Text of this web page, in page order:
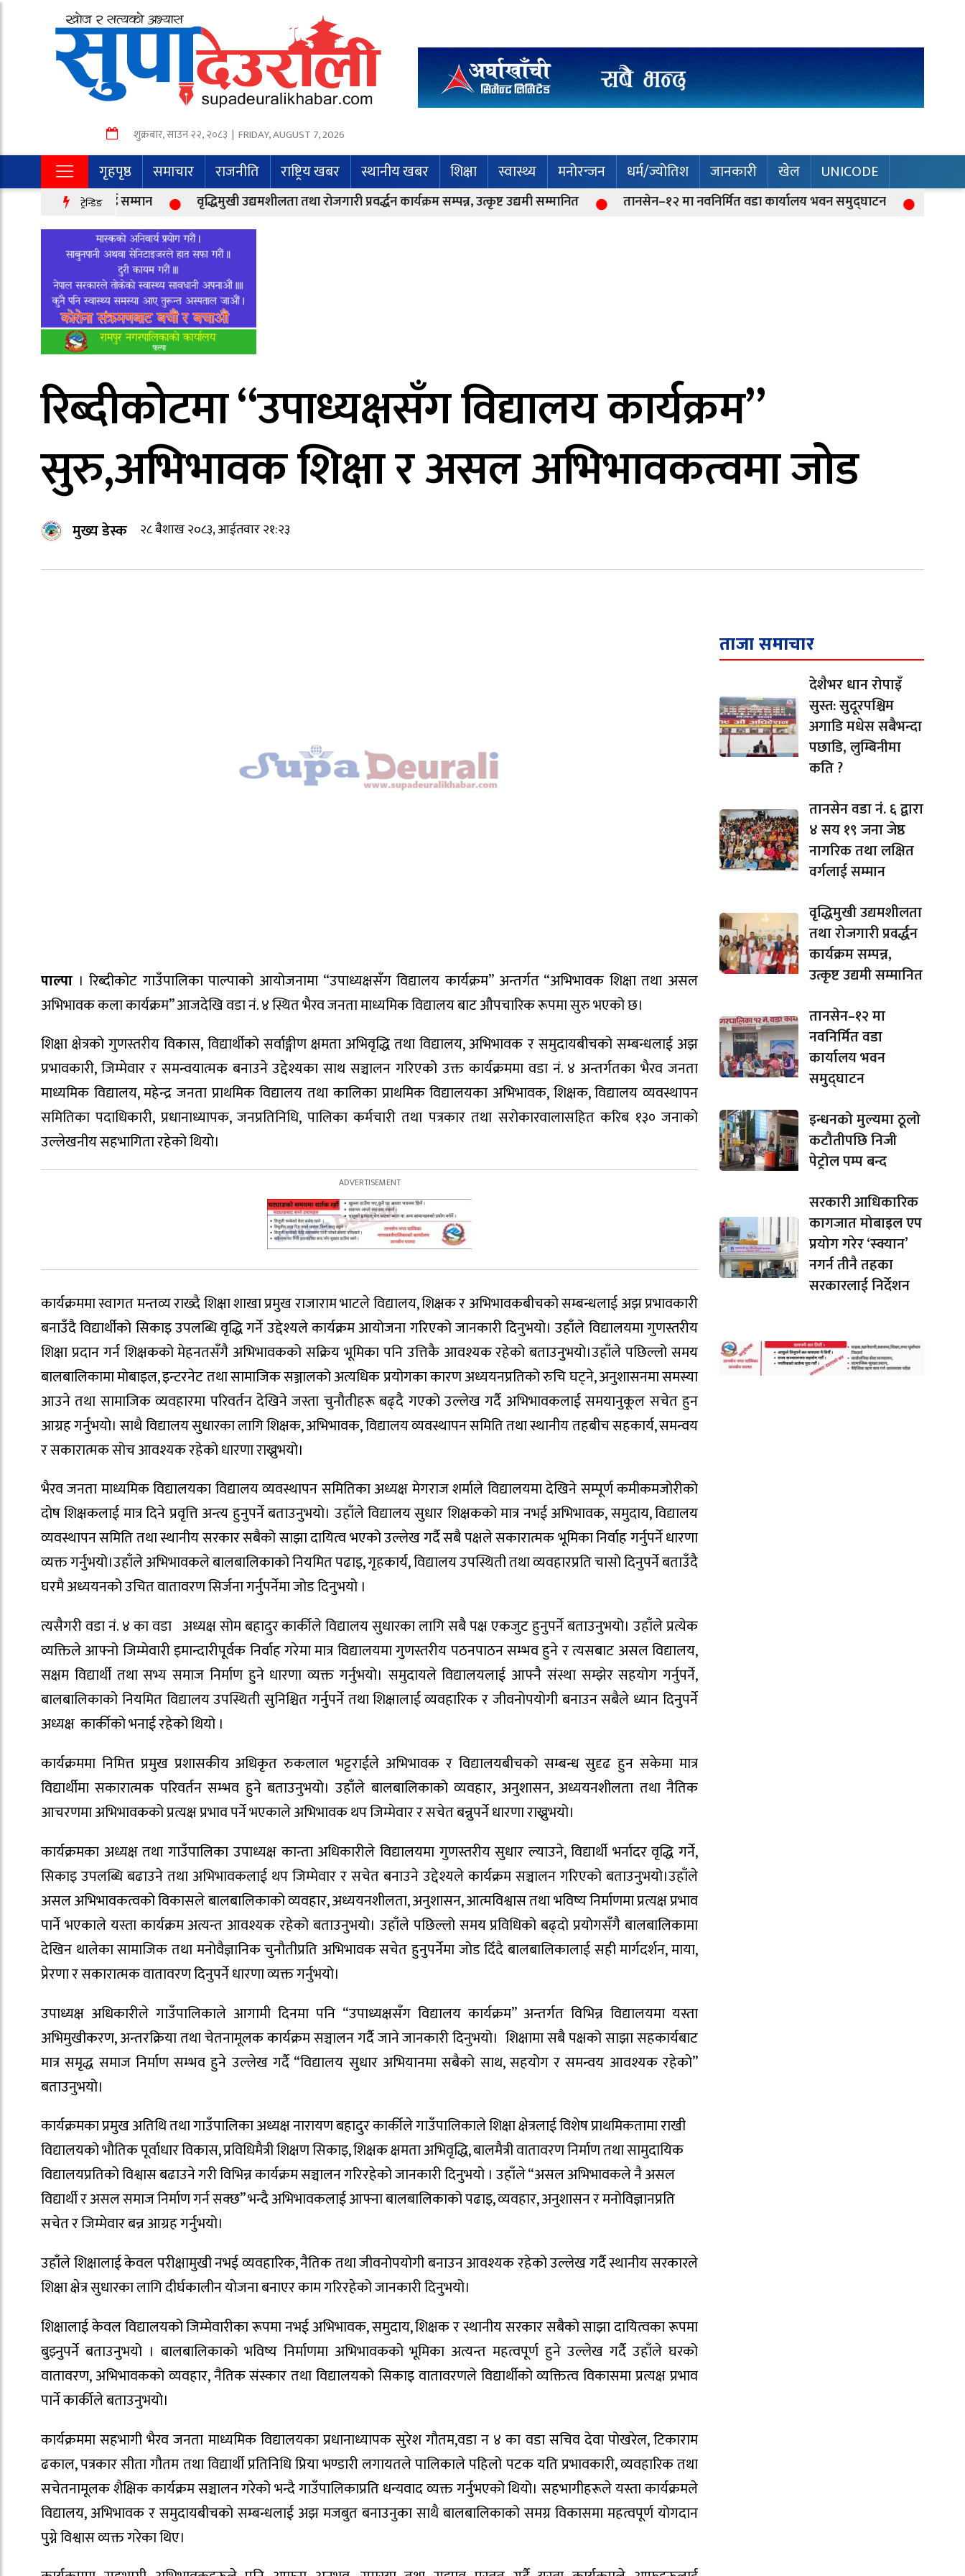
शुक्रबार,साउन२२,२०८३ | FRIDAY, AUGUST 7, 2026
गृहपृष्ठ समाचार राजनीति राष्ट्रिय खबर स्थानीय खबर शिक्षा स्वास्थ्य मनोरन्जन धर्म/ज्योतिश जानकारी खेल UNICODE
ट्रेन्डिङ
वर्गलाई सम्मान वृद्धिमुखी उद्यमशीलता तथा रोजगारी प्रवर्द्धन कार्यक्रम सम्पन्न, उत्कृष्ट उद्यमी सम्मानित तानसेन–१२ मा नवनिर्मित वडा कार्यालय भवन समुद्घाटन इन्धनको मुल्यमा
रिब्दीकोटमा “उपाध्यक्षसँग विद्यालय कार्यक्रम”
सुरु,अभिभावक शिक्षा र असल अभिभावकत्वमा जोड
मुख्य डेस्क २८ बैशाख २०८३, आईतवार २१:२३
पाल्पा । रिब्दीकोट गाउँपालिका पाल्पाको आयोजनामा “उपाध्यक्षसँग विद्यालय कार्यक्रम” अन्तर्गत “अभिभावक शिक्षा तथा असल
अभिभावक कला कार्यक्रम” आजदेखि वडा नं. ४ स्थित भैरव जनता माध्यमिक विद्यालय बाट औपचारिक रूपमा सुरु भएको छ।
शिक्षा क्षेत्रको गुणस्तरीय विकास, विद्यार्थीको सर्वाङ्गीण क्षमता अभिवृद्धि तथा विद्यालय, अभिभावक र समुदायबीचको सम्बन्धलाई अझ
प्रभावकारी, जिम्मेवार र समन्वयात्मक बनाउने उद्देश्यका साथ सञ्चालन गरिएको उक्त कार्यक्रममा वडा नं. ४ अन्तर्गतका भैरव जनता
माध्यमिक विद्यालय, महेन्द्र जनता प्राथमिक विद्यालय तथा कालिका प्राथमिक विद्यालयका अभिभावक, शिक्षक, विद्यालय व्यवस्थापन
समितिका पदाधिकारी, प्रधानाध्यापक, जनप्रतिनिधि, पालिका कर्मचारी तथा पत्रकार तथा सरोकारवालासहित करिब १३० जनाको
उल्लेखनीय सहभागिता रहेको थियो।
कार्यक्रममा स्वागत मन्तव्य राख्दै शिक्षा शाखा प्रमुख राजाराम भाटले विद्यालय, शिक्षक र अभिभावकबीचको सम्बन्धलाई अझ प्रभावकारी
बनाउँदै विद्यार्थीको सिकाइ उपलब्धि वृद्धि गर्ने उद्देश्यले कार्यक्रम आयोजना गरिएको जानकारी दिनुभयो। उहाँले विद्यालयमा गुणस्तरीय
शिक्षा प्रदान गर्न शिक्षकको मेहनतसँगै अभिभावकको सक्रिय भूमिका पनि उत्तिकै आवश्यक रहेको बताउनुभयो।उहाँले पछिल्लो समय
बालबालिकामा मोबाइल, इन्टरनेट तथा सामाजिक सञ्जालको अत्यधिक प्रयोगका कारण अध्ययनप्रतिको रुचि घट्ने, अनुशासनमा समस्या
आउने तथा सामाजिक व्यवहारमा परिवर्तन देखिने जस्ता चुनौतीहरू बढ्दै गएको उल्लेख गर्दै अभिभावकलाई समयानुकूल सचेत हुन
आग्रह गर्नुभयो। साथै विद्यालय सुधारका लागि शिक्षक, अभिभावक, विद्यालय व्यवस्थापन समिति तथा स्थानीय तहबीच सहकार्य, समन्वय
र सकारात्मक सोच आवश्यक रहेको धारणा राख्नुभयो।
भैरव जनता माध्यमिक विद्यालयका विद्यालय व्यवस्थापन समितिका अध्यक्ष मेगराज शर्माले विद्यालयमा देखिने सम्पूर्ण कमीकमजोरीको
दोष शिक्षकलाई मात्र दिने प्रवृत्ति अन्त्य हुनुपर्ने बताउनुभयो। उहाँले विद्यालय सुधार शिक्षकको मात्र नभई अभिभावक, समुदाय, विद्यालय
व्यवस्थापन समिति तथा स्थानीय सरकार सबैको साझा दायित्व भएको उल्लेख गर्दै सबै पक्षले सकारात्मक भूमिका निर्वाह गर्नुपर्ने धारणा
व्यक्त गर्नुभयो।उहाँले अभिभावकले बालबालिकाको नियमित पढाइ, गृहकार्य, विद्यालय उपस्थिती तथा व्यवहारप्रति चासो दिनुपर्ने बताउँदै
घरमै अध्ययनको उचित वातावरण सिर्जना गर्नुपर्नेमा जोड दिनुभयो ।
त्यसैगरी वडा नं. ४ का वडा अध्यक्ष सोम बहादुर कार्कीले विद्यालय सुधारका लागि सबै पक्ष एकजुट हुनुपर्ने बताउनुभयो। उहाँले प्रत्येक
व्यक्तिले आफ्नो जिम्मेवारी इमान्दारीपूर्वक निर्वाह गरेमा मात्र विद्यालयमा गुणस्तरीय पठनपाठन सम्भव हुने र त्यसबाट असल विद्यालय,
सक्षम विद्यार्थी तथा सभ्य समाज निर्माण हुने धारणा व्यक्त गर्नुभयो। समुदायले विद्यालयलाई आफ्नै संस्था सम्झेर सहयोग गर्नुपर्ने,
बालबालिकाको नियमित विद्यालय उपस्थिती सुनिश्चित गर्नुपर्ने तथा शिक्षालाई व्यवहारिक र जीवनोपयोगी बनाउन सबैले ध्यान दिनुपर्ने
अध्यक्ष कार्कीको भनाई रहेको थियो ।
कार्यक्रममा निमित्त प्रमुख प्रशासकीय अधिकृत रुकलाल भट्टराईले अभिभावक र विद्यालयबीचको सम्बन्ध सुदृढ हुन सकेमा मात्र
विद्यार्थीमा सकारात्मक परिवर्तन सम्भव हुने बताउनुभयो। उहाँले बालबालिकाको व्यवहार, अनुशासन, अध्ययनशीलता तथा नैतिक
आचरणमा अभिभावकको प्रत्यक्ष प्रभाव पर्ने भएकाले अभिभावक थप जिम्मेवार र सचेत बन्नुपर्ने धारणा राख्नुभयो।
कार्यक्रमका अध्यक्ष तथा गाउँपालिका उपाध्यक्ष कान्ता अधिकारीले विद्यालयमा गुणस्तरीय सुधार ल्याउने, विद्यार्थी भर्नादर वृद्धि गर्ने,
सिकाइ उपलब्धि बढाउने तथा अभिभावकलाई थप जिम्मेवार र सचेत बनाउने उद्देश्यले कार्यक्रम सञ्चालन गरिएको बताउनुभयो।उहाँले
असल अभिभावकत्वको विकासले बालबालिकाको व्यवहार, अध्ययनशीलता, अनुशासन, आत्मविश्वास तथा भविष्य निर्माणमा प्रत्यक्ष प्रभाव
पार्ने भएकाले यस्ता कार्यक्रम अत्यन्त आवश्यक रहेको बताउनुभयो। उहाँले पछिल्लो समय प्रविधिको बढ्दो प्रयोगसँगै बालबालिकामा
देखिन थालेका सामाजिक तथा मनोवैज्ञानिक चुनौतीप्रति अभिभावक सचेत हुनुपर्नेमा जोड दिँदै बालबालिकालाई सही मार्गदर्शन, माया,
प्रेरणा र सकारात्मक वातावरण दिनुपर्ने धारणा व्यक्त गर्नुभयो।
उपाध्यक्ष अधिकारीले गाउँपालिकाले आगामी दिनमा पनि “उपाध्यक्षसँग विद्यालय कार्यक्रम” अन्तर्गत विभिन्न विद्यालयमा यस्ता
अभिमुखीकरण, अन्तरक्रिया तथा चेतनामूलक कार्यक्रम सञ्चालन गर्दै जाने जानकारी दिनुभयो। शिक्षामा सबै पक्षको साझा सहकार्यबाट
मात्र समृद्ध समाज निर्माण सम्भव हुने उल्लेख गर्दै “विद्यालय सुधार अभियानमा सबैको साथ, सहयोग र समन्वय आवश्यक रहेको”
बताउनुभयो।
कार्यक्रमका प्रमुख अतिथि तथा गाउँपालिका अध्यक्ष नारायण बहादुर कार्कीले गाउँपालिकाले शिक्षा क्षेत्रलाई विशेष प्राथमिकतामा राखी
विद्यालयको भौतिक पूर्वाधार विकास, प्रविधिमैत्री शिक्षण सिकाइ, शिक्षक क्षमता अभिवृद्धि, बालमैत्री वातावरण निर्माण तथा सामुदायिक
विद्यालयप्रतिको विश्वास बढाउने गरी विभिन्न कार्यक्रम सञ्चालन गरिरहेको जानकारी दिनुभयो । उहाँले “असल अभिभावकले नै असल
विद्यार्थी र असल समाज निर्माण गर्न सक्छ” भन्दै अभिभावकलाई आफ्ना बालबालिकाको पढाइ, व्यवहार, अनुशासन र मनोविज्ञानप्रति
सचेत र जिम्मेवार बन्न आग्रह गर्नुभयो।
उहाँले शिक्षालाई केवल परीक्षामुखी नभई व्यवहारिक, नैतिक तथा जीवनोपयोगी बनाउन आवश्यक रहेको उल्लेख गर्दै स्थानीय सरकारले
शिक्षा क्षेत्र सुधारका लागि दीर्घकालीन योजना बनाएर काम गरिरहेको जानकारी दिनुभयो।
शिक्षालाई केवल विद्यालयको जिम्मेवारीका रूपमा नभई अभिभावक, समुदाय, शिक्षक र स्थानीय सरकार सबैको साझा दायित्वका रूपमा
बुझ्नुपर्ने बताउनुभयो । बालबालिकाको भविष्य निर्माणमा अभिभावकको भूमिका अत्यन्त महत्वपूर्ण हुने उल्लेख गर्दै उहाँले घरको
वातावरण, अभिभावकको व्यवहार, नैतिक संस्कार तथा विद्यालयको सिकाइ वातावरणले विद्यार्थीको व्यक्तित्व विकासमा प्रत्यक्ष प्रभाव
पार्ने कार्कीले बताउनुभयो।
कार्यक्रममा सहभागीभैरव जनता माध्यमिक विद्यालयका प्रधानाध्यापक सुरेश गौतम,वडा न ४ का वडा सचिव देवा पोखरेल, टिकाराम
ढकाल, पत्रकार सीता गौतम तथा विद्यार्थी प्रतिनिधि प्रिया भण्डारी लगायतले पालिकाले पहिलो पटक यति प्रभावकारी, व्यवहारिक तथा
सचेतनामूलक शैक्षिक कार्यक्रम सञ्चालन गरेको भन्दै गाउँपालिकाप्रति धन्यवाद व्यक्त गर्नुभएको थियो। सहभागीहरूले यस्ता कार्यक्रमले
विद्यालय, अभिभावक र समुदायबीचको सम्बन्धलाई अझ मजबुत बनाउनुका साथै बालबालिकाको समग्र विकासमा महत्वपूर्ण योगदान
पुग्ने विश्वास व्यक्त गरेका थिए।
ताजा समाचार
देशैभर धान रोपाइँ
सुस्त: सुदूरपश्चिम
अगाडि मधेस सबैभन्दा
पछाडि, लुम्बिनीमा
कति ?
तानसेन वडा नं. ६ द्वारा
४ सय १९ जना जेष्ठ
नागरिक तथा लक्षित
वर्गलाई सम्मान
वृद्धिमुखी उद्यमशीलता
तथा रोजगारी प्रवर्द्धन
कार्यक्रम सम्पन्न,
उत्कृष्ट उद्यमी सम्मानित
तानसेन–१२ मा
नवनिर्मित वडा
कार्यालय भवन
समुद्घाटन
इन्धनको मुल्यमा ठूलो
कटौतीपछि निजी
पेट्रोल पम्प बन्द
सरकारी आधिकारिक
कागजात मोबाइल एप
प्रयोग गरेर ‘स्क्यान’
नगर्न तीनै तहका
सरकारलाई निर्देशन